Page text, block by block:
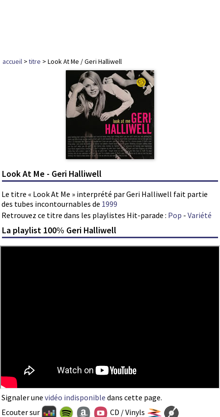
accueil >titre > Look At Me / Geri Halliwell
Look At Me - Geri Halliwell
Le titre « Look At Me » interprété par Geri Halliwell fait partie
des tubes incontournables de 1999
Retrouvez ce titre dans les playlistes Hit-parade : Pop - Variété
La playlist 100% Geri Halliwell
Signaler une vidéo indisponible dans cette page.
Ecouter sur
CD / Vinyls